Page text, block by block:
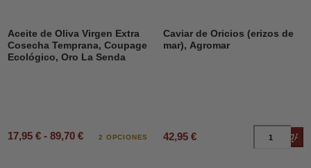
Aceite de Oliva Virgen Extra
Cosecha Temprana, Coupage
Ecológico, Oro La Senda
17,95 € - 89,70 € 2 OPCIONES
Caviar de Oricios (erizos de
mar), Agromar
42,95 €